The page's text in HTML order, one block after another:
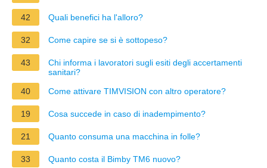
42 Quali benefici ha l'alloro?
32 Come capire se si è sottopeso?
43
Chi informa i lavoratori sugli esiti degli accertamenti
sanitari?
40
Come attivare TIMVISION con altro operatore?
19 Cosa succede in caso di inadempimento?
21 Quanto consuma una macchina in folle?
33 Quanto costa il Bimby TM6 nuovo?